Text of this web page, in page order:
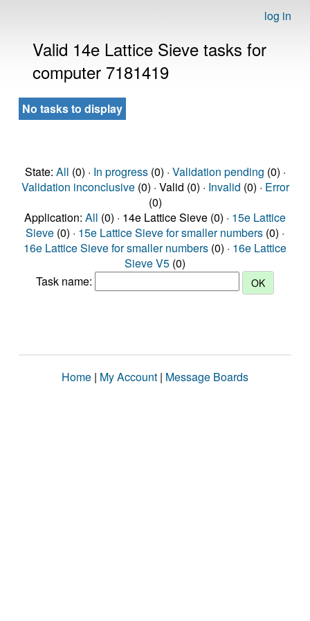
log in
Valid 14e Lattice Sieve tasks for
computer 7181419
No tasks to display
State: All (0) · In progress(0) · Validation pending (0) ·
Validation inconclusive(0) · Valid (0) · Invalid (0) · Error
(0)
Application: All (0) · 14e Lattice Sieve (0) · 15e Lattice
Sieve (0) · 15e Lattice Sieve for smaller numbers (0) ·
16e Lattice Sieve for smaller numbers (0) · 16e Lattice
Sieve V5 (0)
Task name:
Home | My Account | Message Boards